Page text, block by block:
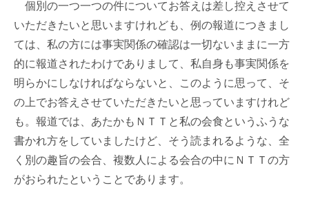
個別の一つ一つの件についてお答えは差し控えさせて
いただきたいと思いますけれども、例の報道につきまし
ては、私の方には事実関係の確認は一切ないままに一方
的に報道されたわけでありまして、私自身も事実関係を
明らかにしなければならないと、このように思って、そ
の上でお答えさせていただきたいと思っていますけれど
も。報道では、あたかもＮＴＴと私の会食というふうな
書かれ方をしていましたけど、そう読まれるような、全
く別の趣旨の会合、複数人による会合の中にＮＴＴの方
がおられたということであります。